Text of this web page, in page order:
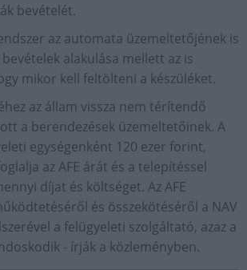
bevételét.
az automata üzemeltetőjének is
alakulása mellett az is
mikor kell feltölteni a készüléket.
az állam vissza nem térítendő
a berendezések üzemeltetőinek. A
egységenként 120 ezer forint,
az AFE árát és a telepítéssel
díjat és költséget. Az AFE
és összekötéséről a NAV
a felügyeleti szolgáltató, azaz a
- írják a közleményben.